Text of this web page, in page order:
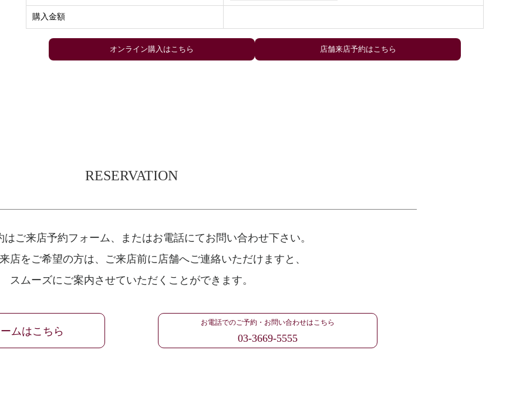
購入金額
店舗来店予約はこちら
RESERVATION
ご来店予約フォーム、
またはお電話にてお問い合わせ下さい。
店をご希望の方は、 ご来店前に店舗へご連絡いただけますと、
スムーズにご案内させていただくことができます。
ムはこちら
お電話でのご予約・お問い合わせはこちら
03-3669-5555